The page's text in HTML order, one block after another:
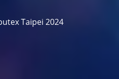
Taipei 2024